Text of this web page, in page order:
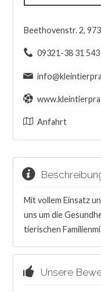
Beethovenstr. 2,
09321-38 31 543
Anfahrt
Mit vollem Einsatz
uns um die
tierischen
Unsere